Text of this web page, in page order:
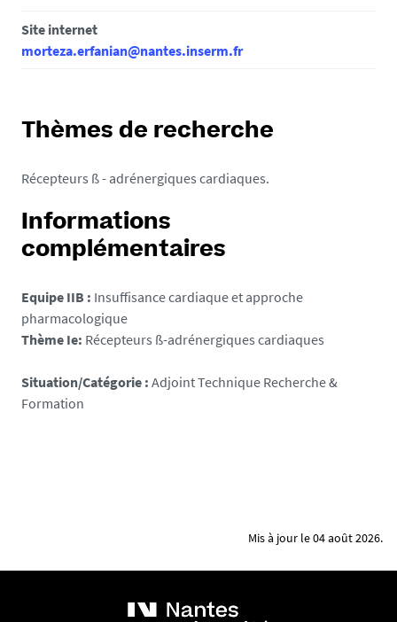
Site internet
morteza.erfanian@nantes.inserm.fr
Thèmes de recherche
Récepteurs ß - adrénergiques cardiaques.
Informations
complémentaires
Equipe IIB : Insuffisance cardiaque et approche
pharmacologique
Thème Ie: Récepteurs ß-adrénergiques cardiaques
Situation/Catégorie : Adjoint Technique Recherche &
Formation
Mis à jour le 04 août 2026.